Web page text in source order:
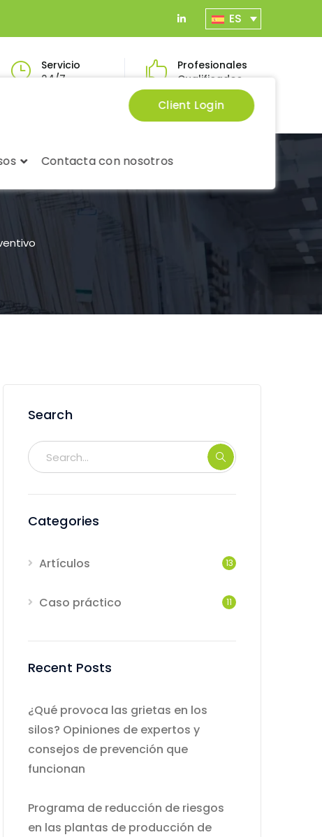
LinkedIn
Profile
ES
Servicio
24/7
Profesionales
Cualificados
Client Login
Contacta con nosotros
Search
Categories
Artículos 13
Caso práctico 11
Recent Posts
¿Qué provoca las grietas en los
silos? Opiniones de expertos y
consejos de prevención que
funcionan
Programa de reducción de riesgos
en las plantas de producción de